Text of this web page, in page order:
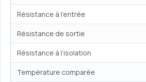
Résistance à l’entrée
Résistance de sortie
Résistance à l’isolation
Température comparée